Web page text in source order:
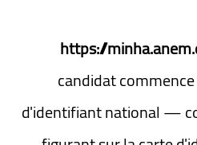
https://
candidat
d'identifiant national —